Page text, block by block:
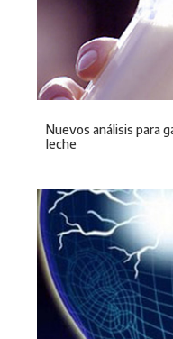
Nuevos análisis para
leche